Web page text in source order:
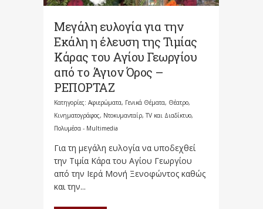
Μεγάλη ευλογία για την
Εκάλη η έλευση της Τιμίας
Κάρας του Αγίου Γεωργίου
από το Άγιον Όρος –
ΡΕΠΟΡΤΑΖ
Κατηγορίες: Αφιερώματα, Γενικά Θέματα, Θέατρο,
Κινηματογράφος, Ντοκυμανταίρ, TV και Διαδίκτυο,
Πολυμέσα - Multimedia
Για τη μεγάλη ευλογία να υποδεχθεί
την Τιμία Κάρα του Αγίου Γεωργίου
από την Ιερά Μονή Ξενοφώντος καθώς
και την...